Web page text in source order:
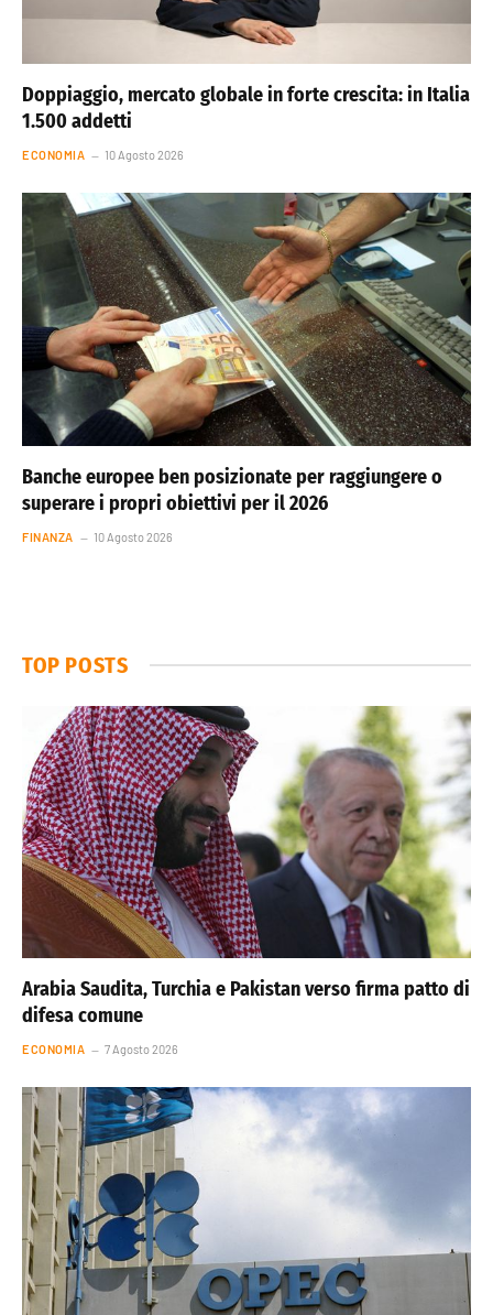
Doppiaggio, mercato globale in forte crescita: in Italia
1.500 addetti
ECONOMIA 10 Agosto 2026
Banche europee ben posizionate per raggiungere o
superare i propri obiettivi per il 2026
FINANZA 10 Agosto 2026
TOP POSTS
Arabia Saudita, Turchia e Pakistan verso firma patto di
difesa comune
ECONOMIA 7 Agosto 2026